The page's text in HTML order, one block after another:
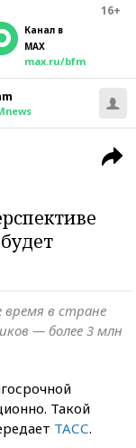
16+
Канал в
MAX
max.ru/bfm
в стране
— более 3 млн
Такой
ТАСС.